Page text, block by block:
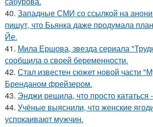
40. Западные СМИ со ссылкой на
пишут, что Бьянка даже продумала
Йе.
41. Мила Ершова, звезда сериала
сообщила о своей беременности.
42. Стал известен сюжет новой части
Бренданом фрейзером.
43. Энджи решила, что просто кататься
44. Учёные выяснили, что женские
успокаивают мужчин.